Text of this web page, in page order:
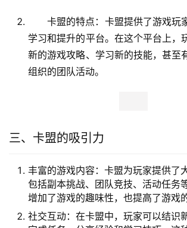
卡盟的特点：卡盟提供了游戏玩
学习和提升的平台。在这个平台上，
新的游戏攻略、学习新的技能，甚至
组织的团队活动。
三、卡盟的吸引力
丰富的游戏内容：卡盟为玩家提供了
包括副本挑战、团队竞技、活动任务
增加了游戏的趣味性，也提高了游戏
社交互动：在卡盟中，玩家可以结识